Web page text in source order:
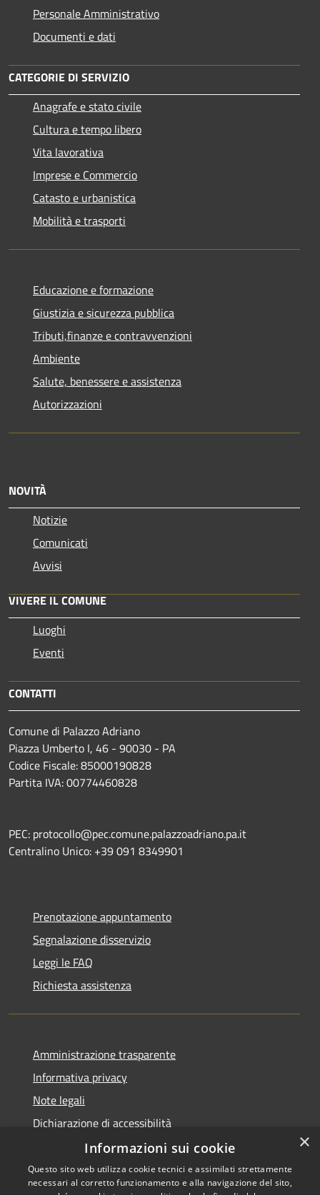
Personale Amministrativo
Documenti e dati
CATEGORIE DI SERVIZIO
Anagrafe e stato civile
Cultura e tempo libero
Vita lavorativa
Imprese e Commercio
Catasto e urbanistica
Mobilità e trasporti
Educazione e formazione
Giustizia e sicurezza pubblica
Tributi,finanze e contravvenzioni
Ambiente
Salute, benessere e assistenza
Autorizzazioni
NOVITÀ
Notizie
Comunicati
Avvisi
VIVERE IL COMUNE
Luoghi
Eventi
CONTATTI
Comune di Palazzo Adriano
Piazza Umberto I, 46 - 90030 - PA
Codice Fiscale: 85000190828
Partita IVA: 00774460828
PEC: protocollo@pec.comune.palazzoadriano.pa.it
Centralino Unico: +39 091 8349901
Prenotazione appuntamento
Segnalazione disservizio
Leggi le FAQ
Richiesta assistenza
Amministrazione trasparente
Informativa privacy
Note legali
Dichiarazione di accessibilità
×
Informazioni sui cookie
Questo sito web utilizza cookie tecnici e assimilati strettamente
necessari al corretto funzionamento e alla navigazione del sito,